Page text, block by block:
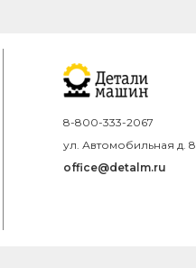
8-800-333-2067
ул. Автомобильная д. 8
office@detalm.ru